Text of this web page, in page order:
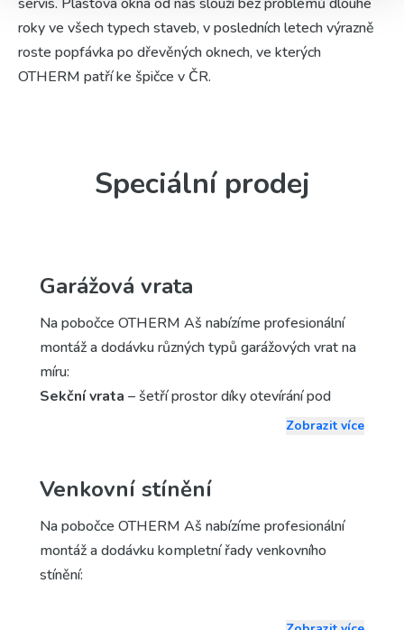
roky ve všech typech staveb, v posledních letech výrazně
roste popfávka po dřevěných oknech, ve kterých
OTHERM patří ke špičce v ČR.
Speciální prodej
Garážová vrata
Na pobočce OTHERM Aš nabízíme profesionální
montáž a dodávku různých typů garážových vrat na
míru:
Sekční vrata – šetří prostor díky otevírání pod
strop, výborně izolují teplo i hluk a nabízejí široký
Rolovací vrata
– jsou ideální pro malé garáže,
a samozřejmostí je i možnost dálkového ovládání.
Výklopná vrata
– jednoduchá konstrukce, která je
Zobrazit více
Venkovní stínění
Na pobočce OTHERM Aš nabízíme profesionální
montáž a dodávku kompletní řady venkovního
stínění:
– účinně